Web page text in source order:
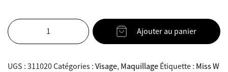
Ajouter au panier
UGS : 311020Catégories : Visage, Maquillage Étiquette : Miss W